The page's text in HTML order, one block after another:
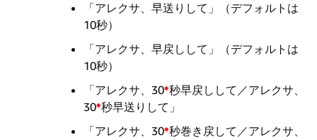
「アレクサ、早送りして」（デフォルトは
10秒）
「アレクサ、早戻しして」（デフォルトは
10秒）
「アレクサ、30 秒早戻しして／アレクサ、
30 秒早送りして」
「アレクサ、30 秒巻き戻して／アレクサ、